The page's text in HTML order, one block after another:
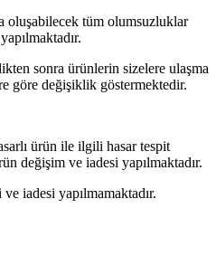
oluşabilecek tüm olumsuzluklar
sonra ürünlerin sizelere ulaşma
göre değişiklik göstermektedir.
ürün ile ilgili hasar tespit
değişim ve iadesi yapılmaktadır.
iadesi yapılmamaktadır.